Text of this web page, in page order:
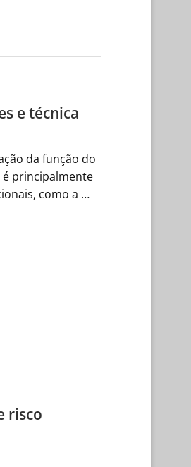
e técnica
da função do
principalmente
como a …
risco